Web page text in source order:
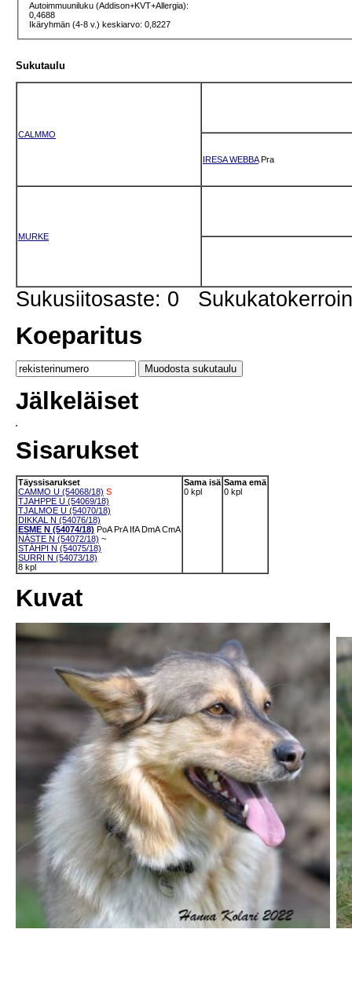
Autoimmuuniluku (Addison+KVT+Allergia):
0,4688
Ikäryhmän (4-8 v.) keskiarvo: 0,8227
Sukutaulu
CALMMO
IRESA WEBBA Pra
MURKE
Sukusiitosaste: 0
Koeparitus
Jälkeläiset
Sisarukset
Täyssisarukset
CAMMO U (54068/18) S
TJAHPPE U (54069/18)
TJALMOE U (54070/18)
DIKKAL N (54076/18)
ESME N (54074/18) PoA PrA IfA DmA CmA
NÁSTE N (54072/18) ~
STÁHPI N (54075/18)
SURRI N (54073/18)
8 kpl
Sama isä
0 kpl
Sama emä
0 kpl
Kuvat